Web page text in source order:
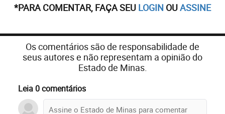
*PARA COMENTAR, FAÇA SEU LOGIN OUASSINE
Os comentários são de responsabilidade de
seus autores e não representam a opinião do
Estado de Minas.
Leia 0 comentários